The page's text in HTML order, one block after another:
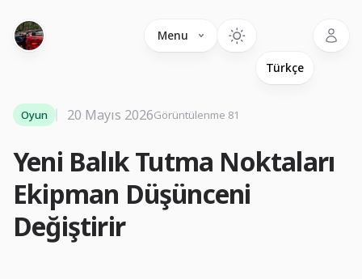
Menu
Yeni Balık Tutma Noktaları
Ekipman Düşünceni
Değiştirir
Oyun 20 Mayıs 2026Görüntülenme 81